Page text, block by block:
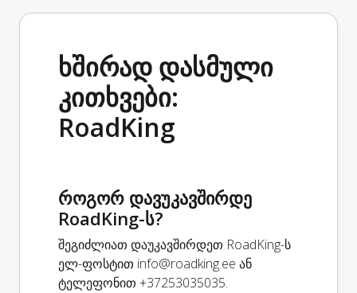
ხშირად დასმული
კითხვები:
RoadKing
როგორ დავუკავშირდე
RoadKing-ს?
შეგიძლიათ დაუკავშირდეთ RoadKing-ს
ელ-ფოსტით info@roadking.ee ან
ტელეფონით +37253035035.